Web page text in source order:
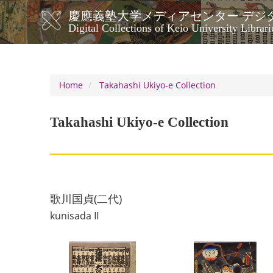
Skip
to
main
content
慶應義塾大学メディアセンター デジ
Digital Collections of Keio University
メ
イ
ビ
シ
ン
Home Takahashi Ukiyo-e Collection
Takahashi Ukiyo-e Collection
歌川国貞(二代)
kunisada Ⅱ